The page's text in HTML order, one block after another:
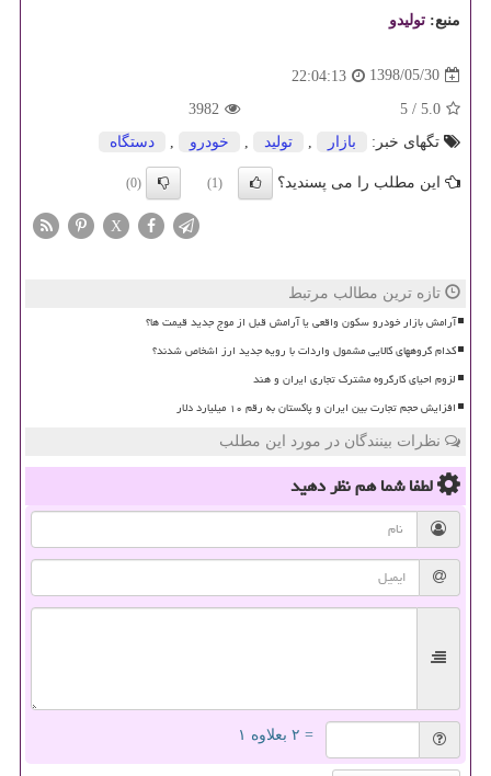
منبع: تولیدو
1398/05/30
22:04:13
5.0
/
5
3982
تگهای خبر:
بازار تولید خودرو دستگاه
این مطلب را می پسندید؟ (1)
(0)
X
تازه ترین مطالب مرتبط
آرامش بازار خودرو سکون واقعی یا آرامش قبل از موج جدید قیمت ها؟
کدام گروههای کالایی مشمول واردات با رویه جدید ارز اشخاص شدند؟
لزوم احیای کارگروه مشترک تجاری ایران و هند
افزایش حجم تجارت بین ایران و پاکستان به رقم ۱۰ میلیارد دلار
نظرات بینندگان در مورد این مطلب
لطفا شما همنظر دهید
= ۲ بعلاوه ۱